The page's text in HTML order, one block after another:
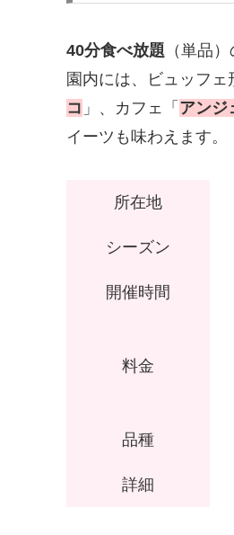
40分食べ放題 （単品）
園内には、ビュッフェ
コ 」、カフェ「 アンジ
イーツも味わえます。
所在地
シーズン
開催時間
料金
品種
詳細